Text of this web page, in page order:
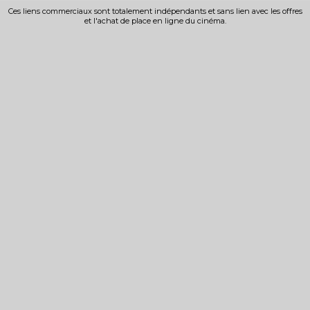
Ces liens commerciaux sont totalement indépendants et sans lien avec les offres
et l'achat de place en ligne du cinéma.